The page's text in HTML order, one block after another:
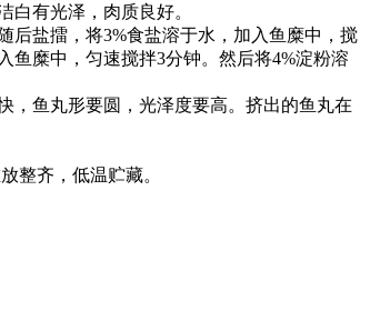
有光泽，肉质良好。
后盐擂，将3%食盐溶于水，加入鱼糜中，搅
鱼糜中，匀速搅拌3分钟。然后将4%淀粉溶
，鱼丸形要圆，光泽度要高。挤出的鱼丸在
整齐，低温贮藏。